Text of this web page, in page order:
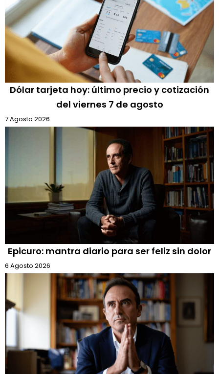
Dólar tarjeta hoy: último precio y cotización
del viernes 7 de agosto
7 Agosto 2026
Epicuro: mantra diario para ser feliz sin dolor
6 Agosto 2026